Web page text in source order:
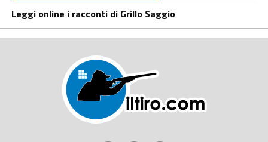
Leggi online i racconti di Grillo Saggio